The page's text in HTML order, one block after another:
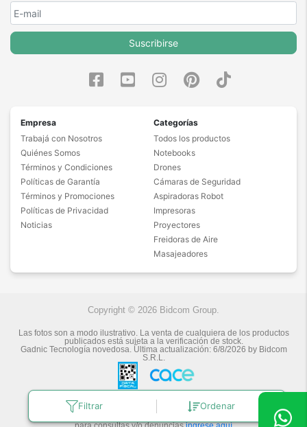
Filtrar Ordenar
Suscribirse
Empresa
Trabajá con Nosotros
Quiénes Somos
Términos y Condiciones
Políticas de Garantía
Términos y Promociones
Políticas de Privacidad
Noticias
Categorías
Todos los productos
Notebooks
Drones
Cámaras de Seguridad
Aspiradoras Robot
Impresoras
Proyectores
Freidoras de Aire
Masajeadores
Copyright © 2026 Bidcom Group.
Las fotos son a modo ilustrativo. La venta de cualquiera de los productos
publicados está sujeta a la verificación de stock.
Gadnic Tecnología novedosa.Última actualización: 6/8/2026 by Bidcom
S.R.L.
Botón de arrepentimiento